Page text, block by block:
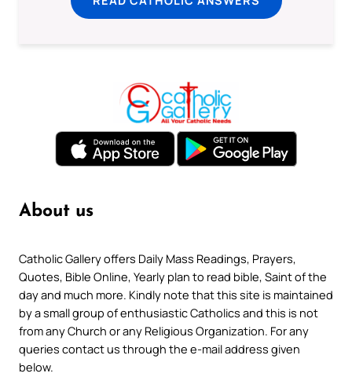
About us
Catholic Gallery offers Daily Mass Readings, Prayers,
Quotes, Bible Online, Yearly plan to read bible, Saint of the
day and much more. Kindly note that this site is maintained
by a small group of enthusiastic Catholics and this is not
from any Church or any Religious Organization. For any
queries contact us through the e-mail address given
below.